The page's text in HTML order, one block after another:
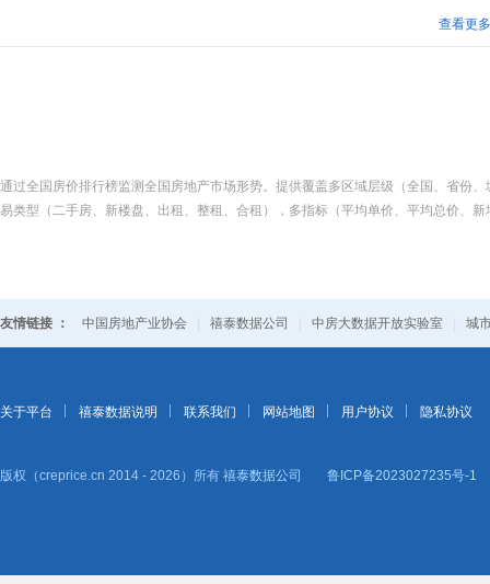
查看更多
通过全国房价排行榜监测全国房地产市场形势。提供覆盖多区域层级（全国、省份
易类型（二手房、新楼盘、出租、整租、合租），多指标（平均单价、平均总价、
友情链接 ： 中国房地产业协会 禧泰数据公司 中房大数据开放实验室 城
关于平台 禧泰数据说明 联系我们 网站地图 用户协议 隐私协议
版权（creprice.cn 2014 - 2026）所有 禧泰数据公司 鲁ICP备2023027235号-1